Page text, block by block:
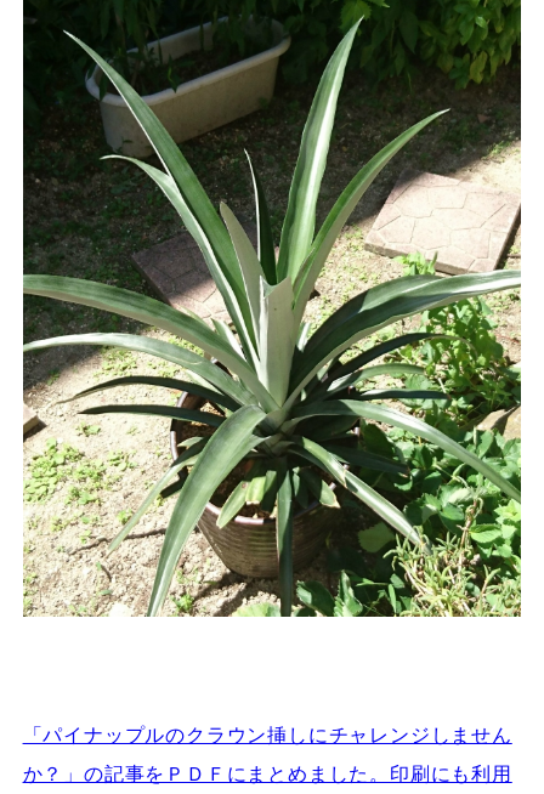
「パイナップルのクラウン挿しにチャレンジしません
か？」の記事をＰＤＦにまとめました。印刷にも利用